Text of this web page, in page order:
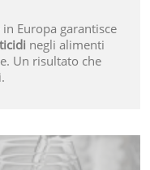
Europa garantisce
negli alimenti
Un risultato che